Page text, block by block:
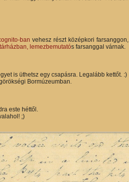
ban vehesz részt középkori farsanggon,
lemezbemutatós farsanggal várnak.
is üthetsz egy csapásra. Legalább kettőt. :)
Bormúzeumban.
este héttől.
;)